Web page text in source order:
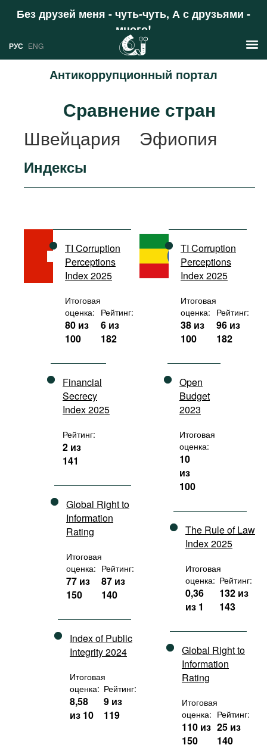
Без друзей меня - чуть-чуть, А с друзьями -
много!
Поддержать
РУС ENG
Антикоррупционный портал
Аналитика
Профили
Стран
Ресурсы
Документы международных
организаций
Фильмы
Подкасты
Книжная полка
Сравнение стран
Швейцария
Эфиопия
Индексы
TI Corruption
Perceptions
Index 2025
Итоговая
оценка:
80 из
100
Рейтинг:
6 из
182
Financial
Secrecy
Index 2025
Рейтинг:
2 из
141
Global Right to
Information
Rating
Итоговая
оценка:
77 из
150
Рейтинг:
87 из
140
Index of Public
Integrity 2024
Итоговая
оценка:
8,58
из 10
Рейтинг:
9 из
119
TI Corruption
Perceptions
Index 2025
Итоговая
оценка:
38 из
100
Рейтинг:
96 из
182
Open
Budget
2023
Итоговая
оценка:
10
из
100
The Rule of Law
Index 2025
Итоговая
оценка:
0,36
из 1
Рейтинг:
132 из
143
Global Right to
Information
Rating
Итоговая
оценка:
110 из
150
Рейтинг:
25 из
140